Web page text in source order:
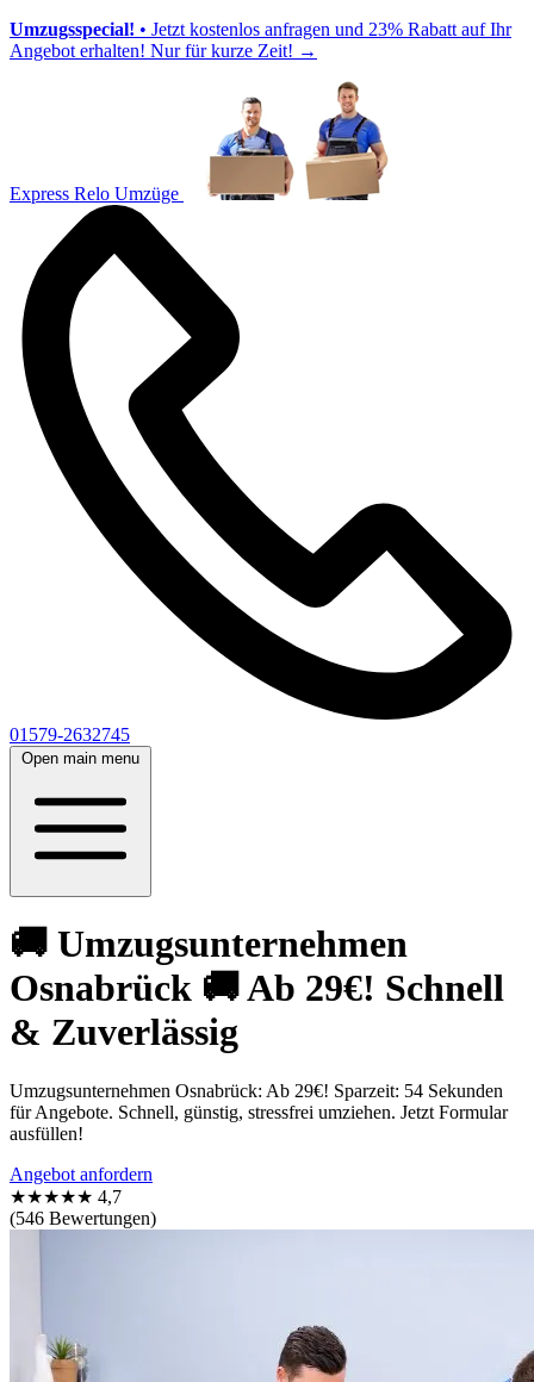
Umzugsspecial! • Jetzt kostenlos anfragen und 23% Rabatt auf Ihr
Angebot erhalten! Nur für kurze Zeit! →
Express Relo Umzüge
01579-2632745
Open main menu
🚚 Umzugsunternehmen
Osnabrück 🚚 Ab 29€! Schnell
& Zuverlässig
Umzugsunternehmen Osnabrück: Ab 29€! Sparzeit: 54 Sekunden
für Angebote. Schnell, günstig, stressfrei umziehen. Jetzt Formular
ausfüllen!
Angebot anfordern
★★★★★ 4,7
(546 Bewertungen)